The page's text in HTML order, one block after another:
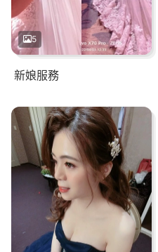
5
新娘服務